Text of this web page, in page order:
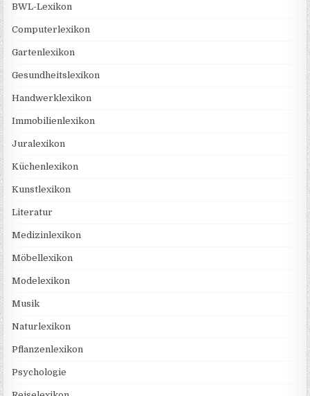
BWL-Lexikon
Computerlexikon
Gartenlexikon
Gesundheitslexikon
Handwerklexikon
Immobilienlexikon
Juralexikon
Küchenlexikon
Kunstlexikon
Literatur
Medizinlexikon
Möbellexikon
Modelexikon
Musik
Naturlexikon
Pflanzenlexikon
Psychologie